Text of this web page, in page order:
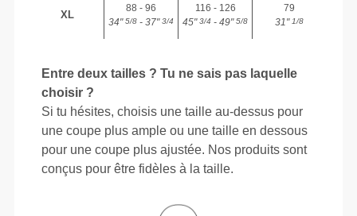
XL
88 - 96
34"5/8 - 37"3/4
116 - 126
45"3/4 - 49"5/8
79
31"1/8
Entre deux tailles ? Tu ne sais pas laquelle
choisir ?
Si tu hésites, choisis une taille au-dessus pour
une coupe plus ample ou une taille en dessous
pour une coupe plus ajustée. Nos produits sont
conçus pour être fidèles à la taille.